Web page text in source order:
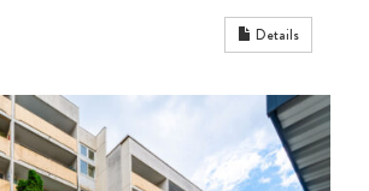
Details